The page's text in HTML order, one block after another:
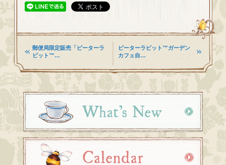
郵便局限定販売「ピーターラ
ビット™…
ピーターラビット™ガーデン
カフェ自…